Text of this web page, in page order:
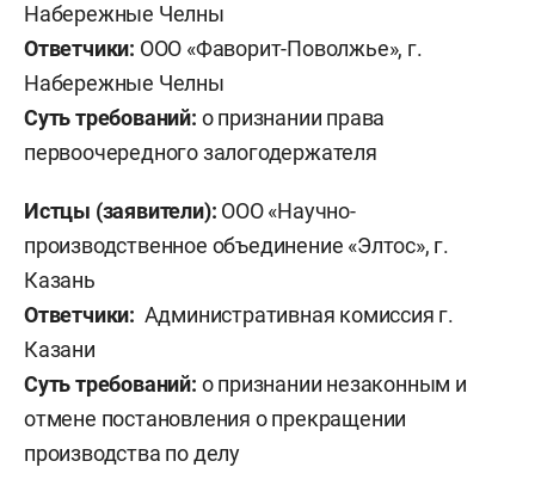
Набережные Челны
Ответчики: ООО «Фаворит-Поволжье», г.
Набережные Челны
Суть требований: о признании права
первоочередного залогодержателя
Истцы (заявители): ООО «Научно-
производственное объединение «Элтос», г.
Казань
Ответчики: Административная комиссия г.
Казани
Суть требований: о признании незаконным и
отмене постановления о прекращении
производства по делу